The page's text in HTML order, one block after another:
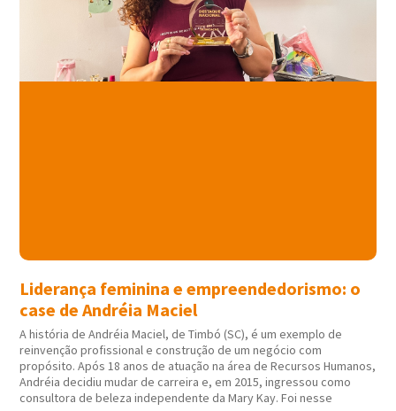
Liderança feminina e empreendedorismo: o
case de Andréia Maciel
A história de Andréia Maciel, de Timbó (SC), é um exemplo de
reinvenção profissional e construção de um negócio com
propósito. Após 18 anos de atuação na área de Recursos Humanos,
Andréia decidiu mudar de carreira e, em 2015, ingressou como
consultora de beleza independente da Mary Kay. Foi nesse